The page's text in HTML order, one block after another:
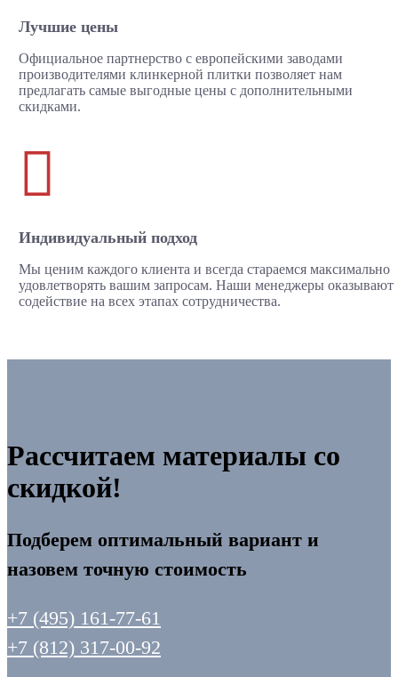
Лучшие цены
Официальное партнерство с европейскими заводами
производителями клинкерной плитки позволяет нам
предлагать самые выгодные цены с дополнительными
скидками.

Индивидуальный подход
Мы ценим каждого клиента и всегда стараемся максимально
удовлетворять вашим запросам. Наши менеджеры оказывают
содействие на всех этапах сотрудничества.
Рассчитаем материалы со
скидкой!
Подберем оптимальный вариант и
назовем точную стоимость
+7 (495) 161-77-61
+7 (812) 317-00-92